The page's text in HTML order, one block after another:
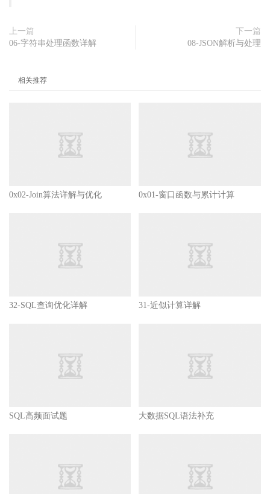
上一篇
06-字符串处理函数详解
下一篇
08-JSON解析与处理
相关推荐
0x02-Join算法详解与优化 0x01-窗口函数与累计计算
32-SQL查询优化详解 31-近似计算详解
SQL高频面试题 大数据SQL语法补充